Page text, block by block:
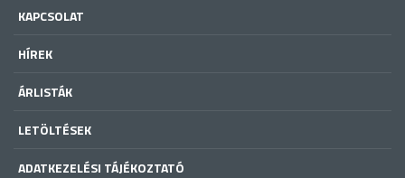
KAPCSOLAT
HÍREK
ÁRLISTÁK
LETÖLTÉSEK
ADATKEZELÉSI TÁJÉKOZTATÓ